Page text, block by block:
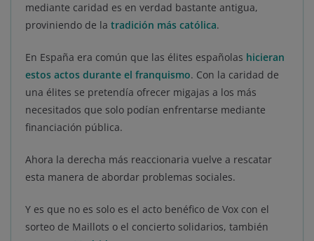
mediante caridad es en verdad bastante antigua,
proviniendo de la tradición más católica.
En España era común que las élites españolas hicieran
estos actos durante el franquismo. Con la caridad de
una élites se pretendía ofrecer migajas a los más
necesitados que solo podían enfrentarse mediante
financiación pública.
Ahora la derecha más reaccionaria vuelve a rescatar
esta manera de abordar problemas sociales.
Y es que no es solo es el acto benéfico de Vox con el
sorteo de Maillots o el concierto solidarios, también